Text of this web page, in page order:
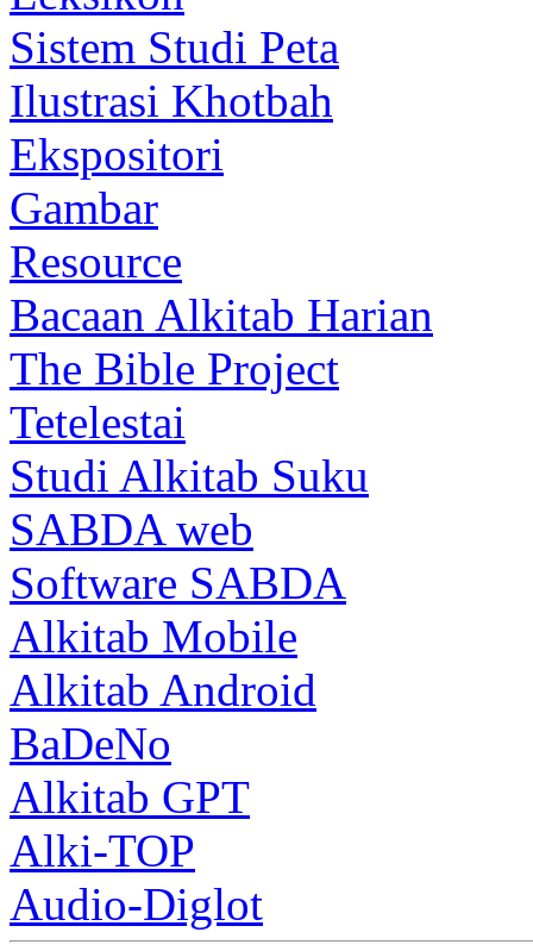
Sistem Studi Peta
Ilustrasi Khotbah
Ekspositori
Gambar
Resource
Bacaan Alkitab Harian
The Bible Project
Tetelestai
Studi Alkitab Suku
SABDA web
Software SABDA
Alkitab Mobile
Alkitab Android
BaDeNo
Alkitab GPT
Alki-TOP
Audio-Diglot